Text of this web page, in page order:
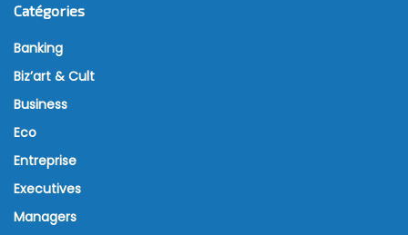
Catégories
Banking
Biz’art & Cult
Business
Eco
Entreprise
Executives
Managers